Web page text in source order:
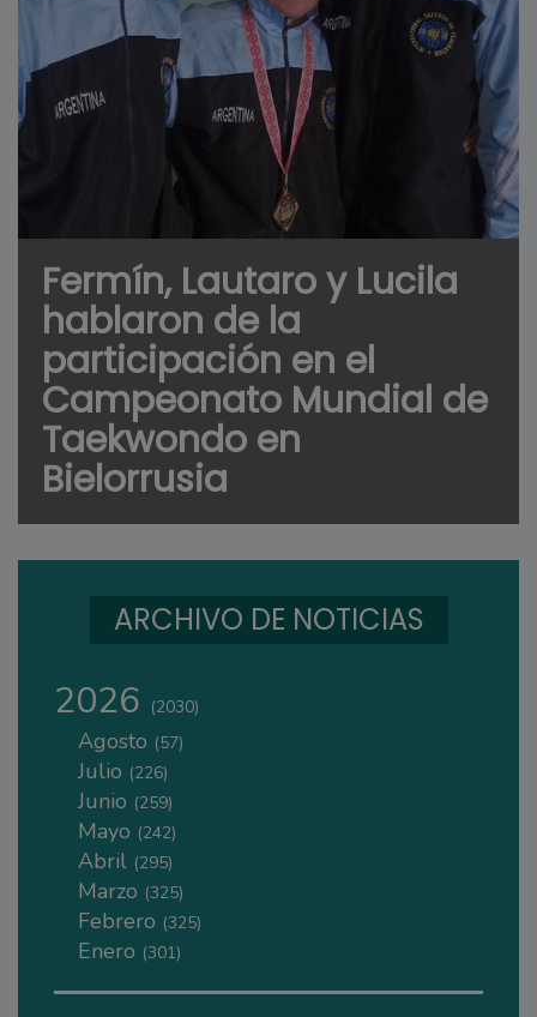
Fermín, Lautaro y Lucila
hablaron de la
participación en el
Campeonato Mundial de
Taekwondo en
Bielorrusia
ARCHIVO DE NOTICIAS
2026 (2030)
Agosto (57)
Julio (226)
Junio (259)
Mayo (242)
Abril (295)
Marzo (325)
Febrero (325)
Enero (301)